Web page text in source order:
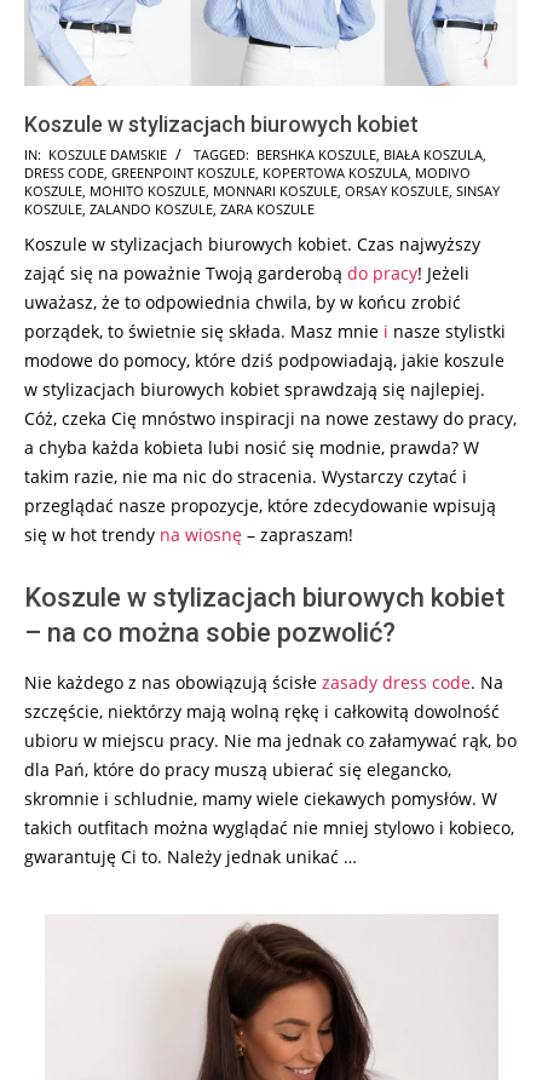
Koszule w stylizacjach biurowych kobiet
2025-
01-
17
IN: KOSZULE DAMSKIE TAGGED: BERSHKA KOSZULE, BIAŁA KOSZULA,
DRESS CODE, GREENPOINT KOSZULE, KOPERTOWA KOSZULA, MODIVO
KOSZULE, MOHITO KOSZULE, MONNARI KOSZULE, ORSAY KOSZULE, SINSAY
KOSZULE, ZALANDO KOSZULE, ZARA KOSZULE
Koszule w stylizacjach biurowych kobiet. Czas najwyższy
zająć się na poważnie Twoją garderobą do pracy! Jeżeli
uważasz, że to odpowiednia chwila, by w końcu zrobić
porządek, to świetnie się składa. Masz mnie i nasze stylistki
modowe do pomocy, które dziś podpowiadają, jakie koszule
w stylizacjach biurowych kobiet sprawdzają się najlepiej.
Cóż, czeka Cię mnóstwo inspiracji na nowe zestawy do pracy,
a chyba każda kobieta lubi nosić się modnie, prawda? W
takim razie, nie ma nic do stracenia. Wystarczy czytać i
przeglądać nasze propozycje, które zdecydowanie wpisują
się w hot trendy na wiosnę – zapraszam!
Koszule w stylizacjach biurowych kobiet
– na co można sobie pozwolić?
Nie każdego z nas obowiązują ścisłe zasady dress code. Na
szczęście, niektórzy mają wolną rękę i całkowitą dowolność
ubioru w miejscu pracy. Nie ma jednak co załamywać rąk, bo
dla Pań, które do pracy muszą ubierać się elegancko,
skromnie i schludnie, mamy wiele ciekawych pomysłów. W
takich outfitach można wyglądać nie mniej stylowo i kobieco,
gwarantuję Ci to. Należy jednak unikać …